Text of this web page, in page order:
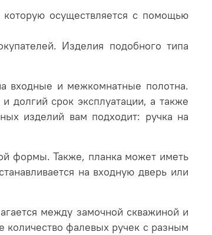
осуществляется с помощью
Изделия подобного типа
входные и межкомнатные полотна.
долгий срок эксплуатации, а также
изделий вам подходит: ручка на
формы. Также, планка может иметь
на входную дверь или
между замочной скважиной и
количество фалевых ручек с разным